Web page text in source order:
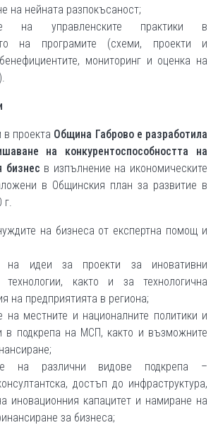
на нейната разпокъсаност;
на управленските практики в
на програмите (схеми, проекти и
мониторинг и оценка на
в проекта Община Габрово е разработила
на конкурентоспособността на
бизнес в изпълнение на икономическите
в Общинския план за развитие в
на бизнеса от експертна помощ и
на идеи за проекти за иновативни
технологии, както и за технологична
на предприятията в региона;
на местните и националните политики и
в подкрепа на МСП, както и възможните
на различни видове подкрепа –
достъп до инфраструктура,
иновационния капацитет и намиране на
за бизнеса;